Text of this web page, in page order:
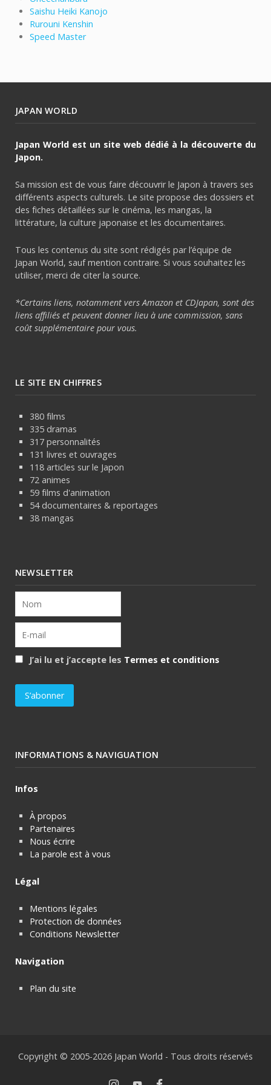
Saishu Heiki Kanojo
Rurouni Kenshin
Speed Master
JAPAN WORLD
Japan World est un site web dédié à la découverte du
Japon.
Sa mission est de vous faire découvrir le Japon à travers ses
différents aspects culturels. Le site propose des dossiers et
des fiches détaillées sur le cinéma, les mangas, la
littérature, la culture japonaise et les documentaires.
Tous les contenus du site sont rédigés par l’équipe de
Japan World, sauf mention contraire. Si vous souhaitez les
utiliser, merci de citer la source.
*Certains liens, notamment vers Amazon et CDJapan, sont des
liens affiliés et peuvent donner lieu à une commission, sans
coût supplémentaire pour vous.
LE SITE EN CHIFFRES
380 films
335 dramas
317 personnalités
131 livres et ouvrages
118 articles sur le Japon
72 animes
59 films d'animation
54 documentaires & reportages
38 mangas
NEWSLETTER
J’ai lu et j’accepte les Termes et conditions
INFORMATIONS & NAVIGUATION
Infos
À propos
Partenaires
Nous écrire
La parole est à vous
Légal
Mentions légales
Protection de données
Conditions Newsletter
Navigation
Plan du site
Copyright © 2005-2026 Japan World - Tous droits réservés